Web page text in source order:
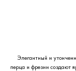
Элегантный и
перца и фрезии создают